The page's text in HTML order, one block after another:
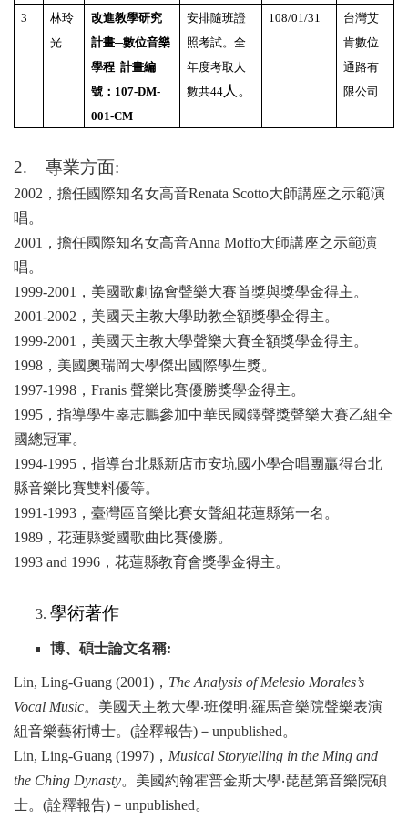
3
林玲
光
改進教學研究
計畫─數位音樂
學程 計畫編
號：107-DM-
001-CM
安排隨班證
照考試。全
年度考取人
數共44 人。
108/01/31
台灣艾
肯數位
通路有
限公司
2. 專業方面:
2002 ，擔任國際知名女高音Renata Scotto大師講座之示範演
唱。
2001 ，擔任國際知名女高音Anna Moffo大師講座之示範演
唱。
1999-2001 ，美國歌劇協會聲樂大賽首獎與獎學金得主。
2001-2002 ，美國天主教大學助教全額獎學金得主。
1999-2001 ，美國天主教大學聲樂大賽全額獎學金得主。
1998 ，美國奧瑞岡大學傑出國際學生獎。
1997-1998 ，Franis 聲樂比賽優勝獎學金得主。
1995 ，指導學生辜志鵬參加中華民國鐸聲獎聲樂大賽乙組全
國總冠軍。
1994-1995 ，指導台北縣新店市安坑國小學合唱團贏得台北
縣音樂比賽雙料優等。
1991-1993 ，臺灣區音樂比賽女聲組花蓮縣第一名。
1989 ，花蓮縣愛國歌曲比賽優勝。
1993 and 1996 ，花蓮縣教育會獎學金得主。
學術著作
博、碩士論文名稱:
Lin, Ling-Guang (2001) ， The Analysis of Melesio Morales’s
Vocal Music。美國天主教大學‧班傑明‧羅馬音樂院聲樂表演
組音樂藝術博士。(詮釋報告)－unpublished。
Lin, Ling-Guang (1997) ， Musical Storytelling in the Ming and
the Ching Dynasty。 美國約翰霍普金斯大學‧琵琶第音樂院碩
士。(詮釋報告)－unpublished。